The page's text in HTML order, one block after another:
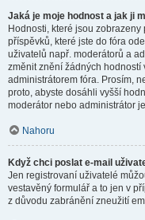
Jaká je moje hodnost a jak ji
Hodnosti, které jsou
příspěvků, které jste do fóra
uživatelů např. moderátorů a
změnit znění žádných hodností
administrátorem fóra. Prosím,
proto, abyste dosáhli vyšší
moderátor nebo administrátor
Nahoru
Když chci poslat e-mail
Jen registrovaní uživatelé
vestavěný formulář a to jen v
z důvodu zabránění zneužití